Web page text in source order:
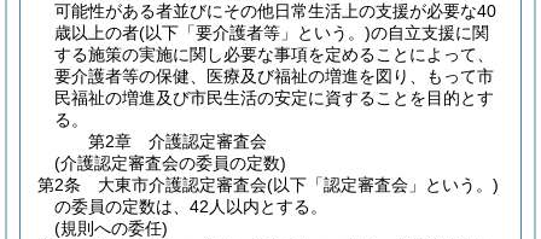
可能性がある者並びにその他日常生活上の支援が必要な40
歳以上の者(以下「要介護者等」という。)の自立支援に関
する施策の実施に関し必要な事項を定めることによって、
要介護者等の保健、医療及び福祉の増進を図り、もって市
民福祉の増進及び市民生活の安定に資することを目的とす
る。
第2章
介護認定審査会
(介護認定審査会の委員の定数)
第2条
大東市介護認定審査会(以下「認定審査会」という。)
の委員の定数は、42人以内とする。
(規則への委任)